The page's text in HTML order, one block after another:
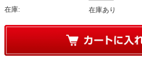
在庫: 在庫あり